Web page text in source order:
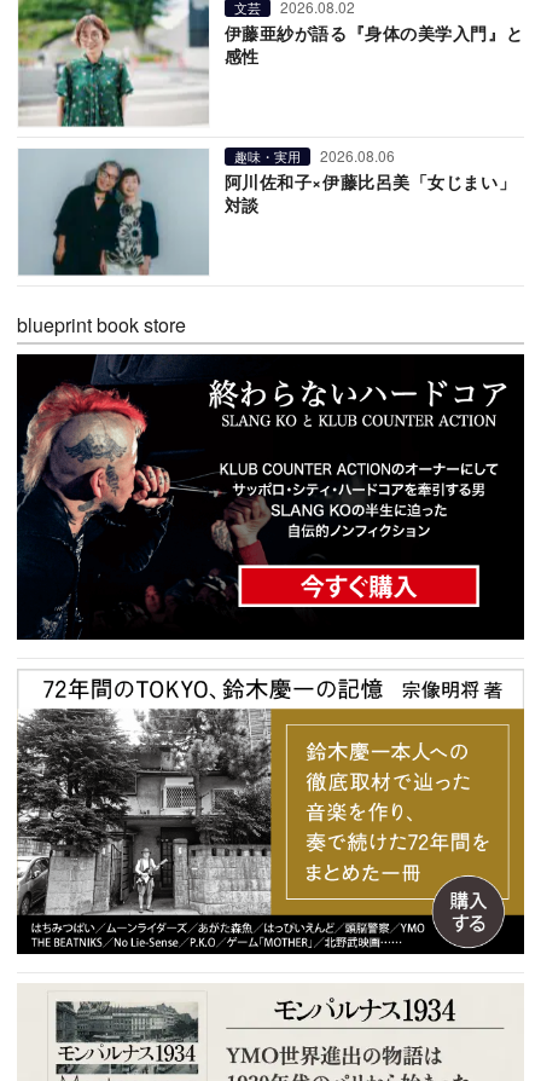
文芸 2026.08.02
伊藤亜紗が語る『身体の美学入門』と
感性
趣味・実用 2026.08.06
阿川佐和子×伊藤比呂美「女じまい」
対談
blueprint book store